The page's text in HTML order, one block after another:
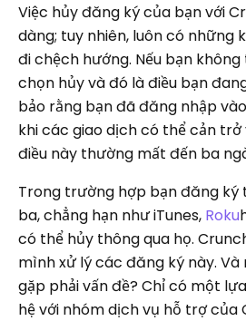
Việc hủy đăng ký của bạn với
dàng; tuy nhiên, luôn có những
đi chệch hướng. Nếu bạn
chọn hủy và đó là điều bạn
bảo rằng bạn đã đăng nhập
khi các giao dịch có thể cản
điều này thường mất đến ba
Trong trường hợp bạn đăng ký
ba, chẳng hạn như iTunes, Roku
có thể hủy thông qua họ.
mình xử lý các đăng ký này. Và
gặp phải vấn đề? Chỉ có một
hệ với nhóm dịch vụ hỗ trợ của